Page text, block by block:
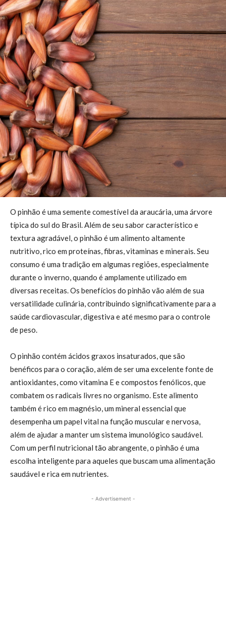
O pinhão é uma semente comestível da araucária, uma árvore
típica do sul do Brasil. Além de seu sabor característico e
textura agradável, o pinhão é um alimento altamente
nutritivo, rico em proteínas, fibras, vitaminas e minerais. Seu
consumo é uma tradição em algumas regiões, especialmente
durante o inverno, quando é amplamente utilizado em
diversas receitas. Os benefícios do pinhão vão além de sua
versatilidade culinária, contribuindo significativamente para a
saúde cardiovascular, digestiva e até mesmo para o controle
de peso.
O pinhão contém ácidos graxos insaturados, que são
benéficos para o coração, além de ser uma excelente fonte de
antioxidantes, como vitamina E e compostos fenólicos, que
combatem os radicais livres no organismo. Este alimento
também é rico em magnésio, um mineral essencial que
desempenha um papel vital na função muscular e nervosa,
além de ajudar a manter um sistema imunológico saudável.
Com um perfil nutricional tão abrangente, o pinhão é uma
escolha inteligente para aqueles que buscam uma alimentação
saudável e rica em nutrientes.
- Advertisement -